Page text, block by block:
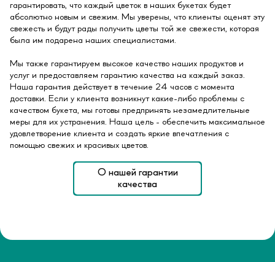
гарантировать, что каждый цветок в наших букетах будет
абсолютно новым и свежим. Мы уверены, что клиенты оценят эту
свежесть и будут рады получить цветы той же свежести, которая
была им подарена наших специалистами.
Мы также гарантируем высокое качество наших продуктов и
услуг и предоставляем гарантию качества на каждый заказ.
Наша гарантия действует в течение 24 часов с момента
доставки. Если у клиента возникнут какие-либо проблемы с
качеством букета, мы готовы предпринять незамедлительные
меры для их устранения. Наша цель - обеспечить максимальное
удовлетворение клиента и создать яркие впечатления с
помощью свежих и красивых цветов.
О нашей гарантии
качества